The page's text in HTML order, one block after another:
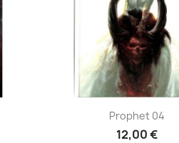
Aperçu rapide
Prophet 04
12,00 €